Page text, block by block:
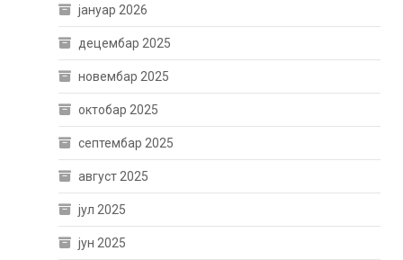
јануар 2026
децембар 2025
новембар 2025
октобар 2025
септембар 2025
август 2025
јул 2025
јун 2025